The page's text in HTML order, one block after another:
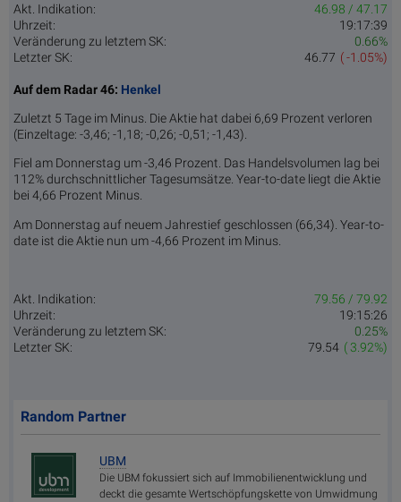
Akt. Indikation:
46.98 / 47.17
Uhrzeit:
19:17:39
Veränderung zu letztem SK:
0.66%
Letzter SK:
( -1.05%)
46.77
Auf dem Radar 46: Henkel
Zuletzt 5 Tage im Minus. Die Aktie hat dabei 6,69 Prozent verloren
(Einzeltage: -3,46; -1,18; -0,26; -0,51; -1,43).
Fiel am Donnerstag um -3,46 Prozent. Das Handelsvolumen lag bei
112% durchschnittlicher Tagesumsätze. Year-to-date liegt die Aktie
bei 4,66 Prozent Minus.
Am Donnerstag auf neuem Jahrestief geschlossen (66,34). Year-to-
date ist die Aktie nun um -4,66 Prozent im Minus.
Akt. Indikation:
79.56 / 79.92
Uhrzeit:
19:15:26
Veränderung zu letztem SK:
0.25%
Letzter SK:
( 3.92%)
79.54
Random Partner
UBM
Die UBM fokussiert sich auf Immobilienentwicklung und
deckt die gesamte Wertschöpfungskette von Umwidmung